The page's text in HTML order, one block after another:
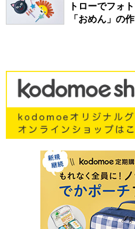
トローでフォ
「おめん」の